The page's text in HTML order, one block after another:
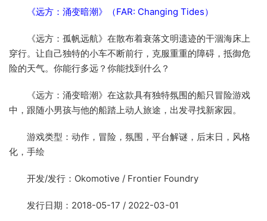
《远方：涌变暗潮》（FAR: Changing Tides）
《远方：孤帆远航》在散布着衰落文明遗迹的干涸海床上
穿行。让自己独特的小车不断前行，克服重重的障碍，抵御危
险的天气。你能行多远？你能找到什么？
《远方：涌变暗潮》在这款具有独特氛围的船只冒险游戏
中，跟随小男孩与他的船踏上动人旅途，出发寻找新家园。
游戏类型：动作，冒险，氛围，平台解谜，后末日，风格
化，手绘
开发/发行：Okomotive / Frontier Foundry
发行日期：2018-05-17 / 2022-03-01